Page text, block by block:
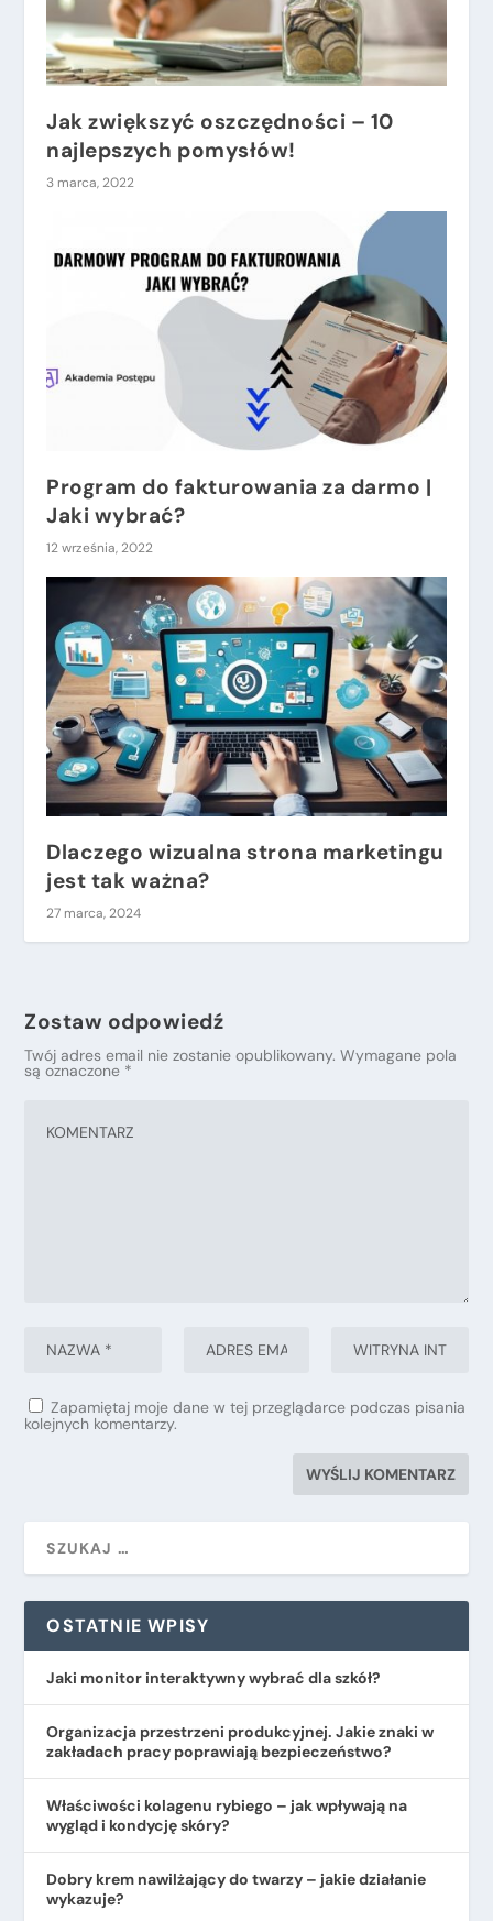
Jak zwiększyć oszczędności – 10
najlepszych pomysłów!
3 marca, 2022
Program do fakturowania za darmo |
Jaki wybrać?
12 września, 2022
Dlaczego wizualna strona marketingu
jest tak ważna?
27 marca, 2024
Zostaw odpowiedź
Twój adres email nie zostanie opublikowany. Wymagane pola
są oznaczone *
Zapamiętaj moje dane w tej przeglądarce podczas pisania
kolejnych komentarzy.
OSTATNIE WPISY
Jaki monitor interaktywny wybrać dla szkół?
Organizacja przestrzeni produkcyjnej. Jakie znaki w
zakładach pracy poprawiają bezpieczeństwo?
​Właściwości kolagenu rybiego – jak wpływają na
wygląd i kondycję skóry?
Dobry krem nawilżający do twarzy – jakie działanie
wykazuje?